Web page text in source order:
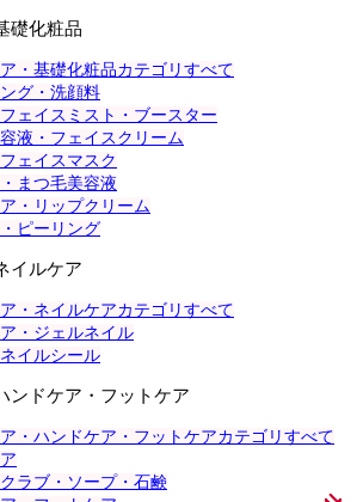
礎化粧品
・基礎化粧品カテゴリすべて
グ・洗顔料
ェイスミスト・ブースター
液・フェイスクリーム
ェイスマスク
まつ毛美容液
・リップクリーム
ピーリング
イルケア
・ネイルケアカテゴリすべて
・ジェルネイル
イルシール
ンドケア・フットケア
・ハンドケア・フットケアカテゴリすべて
ラブ・ソープ・石鹸